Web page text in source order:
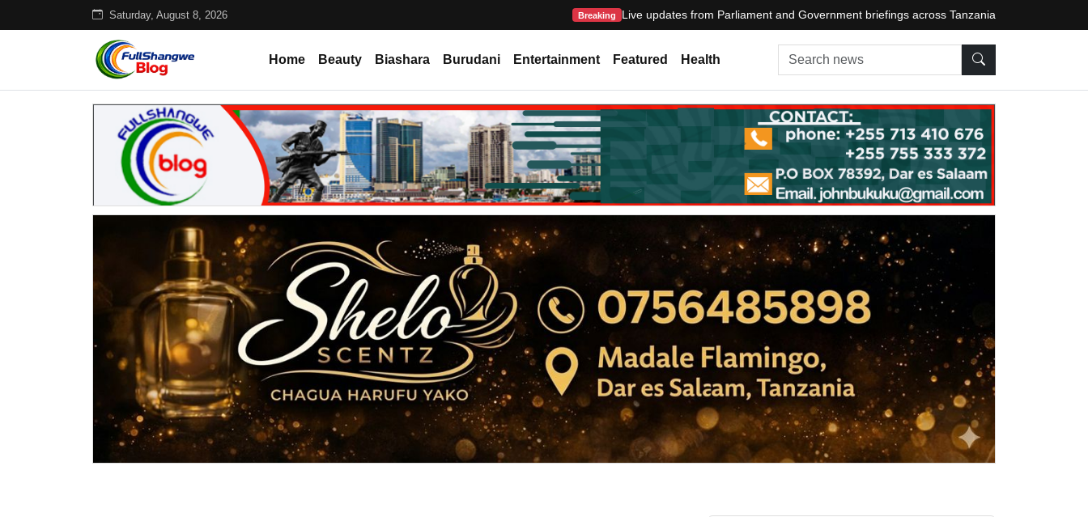
Saturday, August 8, 2026 Breaking Live updates from Parliament and Government briefings across Tanzania
Home Beauty Biashara Burudani Entertainment Featured Health Search news